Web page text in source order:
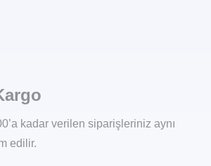
kadar verilen siparişleriniz aynı
edilir.